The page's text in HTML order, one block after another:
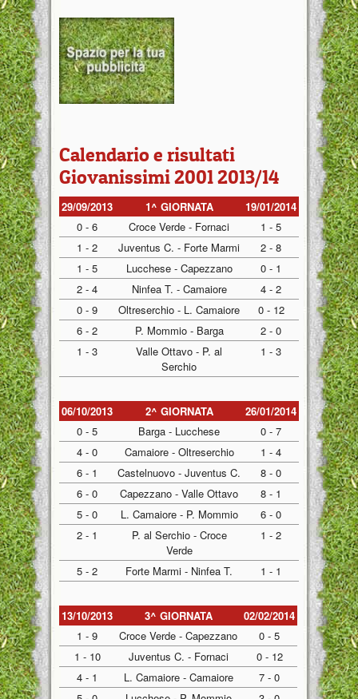
Calendario e risultati
Giovanissimi 2001 2013/14
29/09/2013 1^ GIORNATA
19/01/2014
0 - 6
Croce Verde - Fornaci
1 - 5
1 - 2
Juventus C. - Forte Marmi
2 - 8
1 - 5
Lucchese - Capezzano
0 - 1
2 - 4
Ninfea T. - Camaiore
4 - 2
0 - 9
Oltreserchio - L. Camaiore
0 - 12
6 - 2
P. Mommio - Barga
2 - 0
1 - 3
Valle Ottavo - P. al
Serchio
1 - 3
06/10/2013 2^ GIORNATA
26/01/2014
0 - 5
Barga - Lucchese
0 - 7
4 - 0
Camaiore - Oltreserchio
1 - 4
6 - 1
Castelnuovo - Juventus C.
8 - 0
6 - 0
Capezzano - Valle Ottavo
8 - 1
5 - 0
L. Camaiore - P. Mommio
6 - 0
2 - 1
P. al Serchio - Croce
Verde
1 - 2
5 - 2 Forte Marmi - Ninfea T. 1 - 1
13/10/2013 3^ GIORNATA
02/02/2014
1 - 9
Croce Verde - Capezzano
0 - 5
1 - 10
Juventus C. - Fornaci
0 - 12
4 - 1
L. Camaiore - Camaiore
7 - 0